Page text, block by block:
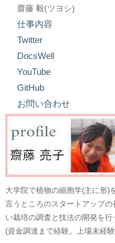
齋藤 毅(ツヨシ)
仕事内容
Twitter
DocsWell
YouTube
GitHub
お問い合わせ
大学院で植物の細胞学(主に形)
言うところのスタートアップ
い栽培の調査と技法の開発を行
(資金調達まで経験。上場未経